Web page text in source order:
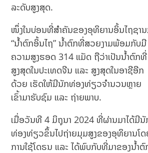
ລະດັບສູງສຸດ.
ໜຶ່ງໃນບ່ອນທີ່ສຳຄັນຂອງອຸທິຍານອິ້ນໄຖຊາ
“ນ້ຳຕົກອິ້ນໄຖ” ນ້ຳຕົກທີ່ສວຍງາມພ້ອມກັບມີ
ຄວາມສູງຮອດ 314 ແມັດ ຖືວ່າເປັນນ້ຳຕົກທີ່
ສູງສຸດໃນປະເທດຈີນ ແລະ ສູງສຸດໃນອາຊີອີກ
ດ້ວຍ ເຮັດໃຫ້ມີນັກທ່ອງທ່ຽວຈຳນວນຫຼາຍ
ເຂົ້າມາຮັບຊົມ ແລະ ຖ່າຍພາບ.
ເມື່ອວັນທີ 4 ມິຖຸນາ 2024 ທີ່ຜ່ານມາໄດ້ມີນັ
ທ່ອງທ່ຽວຂຶ້ນໄປຖ່າຍມຸມສູງຂອງອຸທິຍານໂ
ການໃຊ້ໂດຣນ ແລະ ໄດ້ພົບກັບທີ່ມາຂອງນ້ຳຕົ